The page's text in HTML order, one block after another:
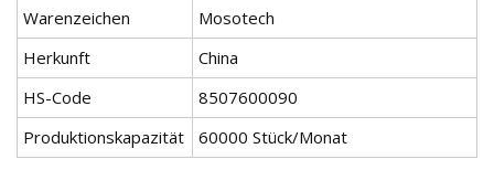
Warenzeichen
Mosotech
Herkunft
China
HS-Code
8507600090
Produktionskapazität
60000 Stück/Monat